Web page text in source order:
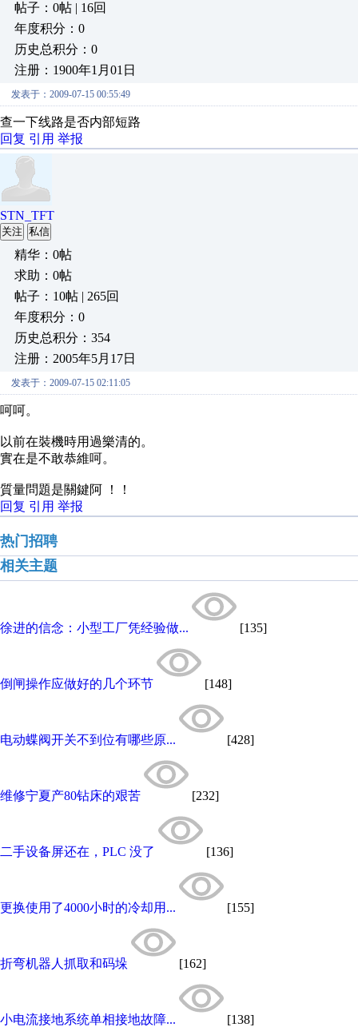
帖子：0帖 | 16回
年度积分：0
历史总积分：0
注册：1900年1月01日
发表于：2009-07-15 00:55:49
查一下线路是否内部短路
回复 引用 举报
STN_TFT
关注 私信
精华：0帖
求助：0帖
帖子：10帖 | 265回
年度积分：0
历史总积分：354
注册：2005年5月17日
发表于：2009-07-15 02:11:05
呵呵。
以前在裝機時用過樂清的。
實在是不敢恭維呵。
質量問題是關鍵阿 ！！
回复 引用 举报
热门招聘
相关主题
徐进的信念：小型工厂凭经验做... [135]
倒闸操作应做好的几个环节 [148]
电动蝶阀开关不到位有哪些原... [428]
维修宁夏产80钻床的艰苦 [232]
二手设备屏还在，PLC 没了 [136]
更换使用了4000小时的冷却用... [155]
折弯机器人抓取和码垛 [162]
小电流接地系统单相接地故障... [138]